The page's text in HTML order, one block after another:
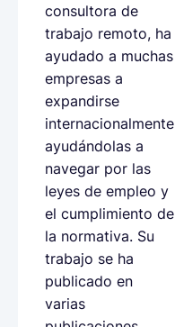
consultora de
trabajo remoto, ha
ayudado a muchas
empresas a
expandirse
internacionalmente
ayudándolas a
navegar por las
leyes de empleo y
el cumplimiento de
la normativa. Su
trabajo se ha
publicado en
varias